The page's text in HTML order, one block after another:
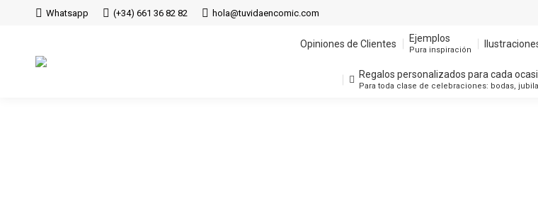
Whatsapp (+34) 661 36 82 82 hola@tuvidaencomic.com
Opiniones de Clientes Ejemplos
Pura inspiración
Regalos personalizados para cada
Para toda clase de celebraciones: bodas,